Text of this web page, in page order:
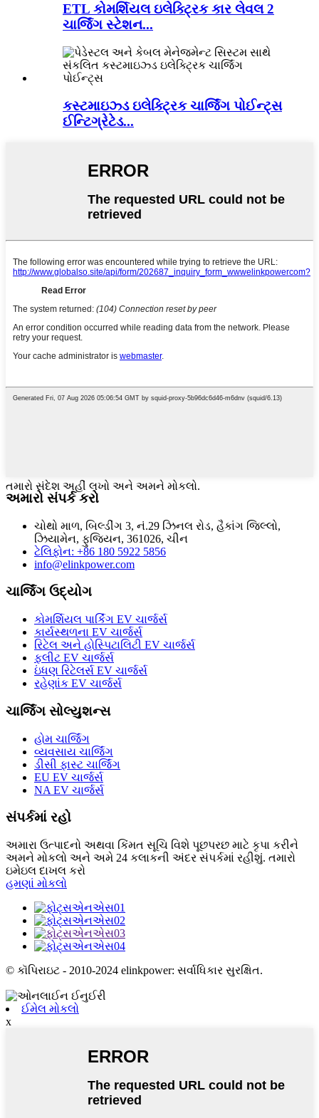
ETL કોમર્શિયલ ઇલેક્ટ્રિક કાર લેવલ 2
ચાર્જિંગ સ્ટેશન...
કસ્ટમાઇઝ્ડ ઇલેક્ટ્રિક ચાર્જિંગ પોઈન્ટ્સ
ઈન્ટિગ્રેટેડ...
તમારો સંદેશ અહીં લખો અને અમને મોકલો.
અમારો સંપર્ક કરો
ચોથો માળ, બિલ્ડીંગ 3, નં.29 ઝિનલ રોડ, હૈકાંગ જિલ્લો,
ઝિયામેન, ફુજિયન, 361026, ચીન
ટેલિફોન: +86 180 5922 5856
info@elinkpower.com
ચાર્જિંગ ઉદ્યોગ
કોમર્શિયલ પાર્કિંગ EV ચાર્જર્સ
કાર્યસ્થળના EV ચાર્જર્સ
રિટેલ અને હોસ્પિટાલિટી EV ચાર્જર્સ
ફ્લીટ EV ચાર્જર્સ
ઇંધણ રિટેલર્સ EV ચાર્જર્સ
રહેણાંક EV ચાર્જર્સ
ચાર્જિંગ સોલ્યુશન્સ
હોમ ચાર્જિંગ
વ્યવસાય ચાર્જિંગ
ડીસી ફાસ્ટ ચાર્જિંગ
EU EV ચાર્જર્સ
NA EV ચાર્જર્સ
સંપર્કમાં રહો
અમારા ઉત્પાદનો અથવા કિંમત સૂચિ વિશે પૂછપરછ માટે કૃપા કરીને
અમને મોકલો અને અમે 24 કલાકની અંદર સંપર્કમાં રહીશું. તમારો
ઇમેઇલ દાખલ કરો
હમણાં મોકલો
© કૉપિરાઇટ - 2010-2024 elinkpower: સર્વાધિકાર સુરક્ષિત.
ઈમેલ મોકલો
x